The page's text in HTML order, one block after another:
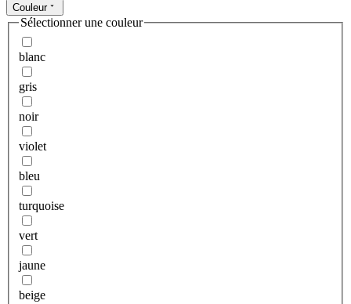
Couleur
Sélectionner une couleur
blanc
gris
noir
violet
bleu
turquoise
vert
jaune
beige